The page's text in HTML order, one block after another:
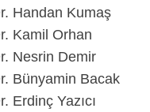
Handan Kumaş
Kamil Orhan
Nesrin Demir
Bünyamin Bacak
Erdinç Yazıcı